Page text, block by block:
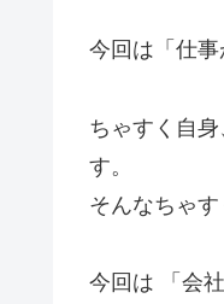
今回は「仕
ちゃすく自
す。
そんなちゃ
今回は 「会